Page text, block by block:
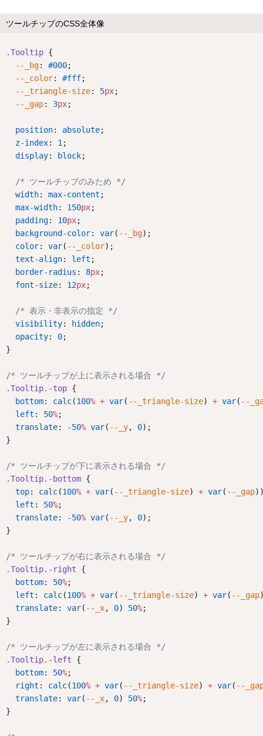
ツールチップのCSS全体像
.Tooltip {
--_bg: #000;
--_color: #fff;
--_triangle-size: 5px;
--_gap: 3px;
position: absolute;
z-index: 1;
display: block;
/* ツールチップのみため */
width: max-content ;
max-width: 150px;
padding: 10px;
background-color: var( --_bg);
color: var( --_color);
text-align: left ;
border-radius : 8px;
font-size: 12px;
/* 表示・非表示の指定 */
visibility: hidden;
opacity: 0;
}
/* ツールチップが上に表示される場合 */
.Tooltip.-top {
bottom: calc(100% + var( --_triangle-size) + var( --
left : 50%;
translate: -50% var( --_y, 0);
}
/* ツールチップが下に表示される場合 */
.Tooltip.-bottom {
top: calc(100% + var( --_triangle-size) + var( --_gap
left : 50%;
translate: -50% var( --_y, 0);
}
/* ツールチップが右に表示される場合 */
.Tooltip.-right {
bottom: 50%;
left : calc(100% + var( --_triangle-size) + var( --_gap
translate: var( --_x, 0) 50%;
}
/* ツールチップが左に表示される場合 */
.Tooltip.-left {
bottom: 50%;
right : calc(100% + var( --_triangle-size) + var( --
translate: var( --_x, 0) 50%;
}